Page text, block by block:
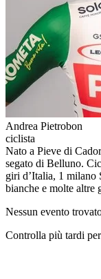
Andrea Pietrobon
ciclista
Nato a Pieve di
segato di Belluno.
giri d’Italia, 1 milano
bianche e molte altre
Nessun evento
Controlla più tardi